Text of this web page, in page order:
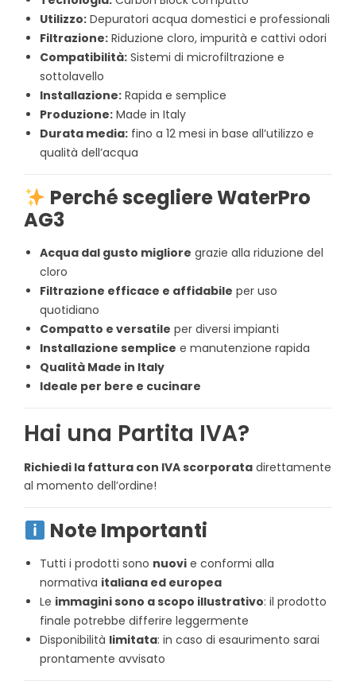
Utilizzo: Depuratori acqua domestici e professionali
Filtrazione: Riduzione cloro, impurità e cattivi odori
Compatibilità: Sistemi di microfiltrazione e
sottolavello
Installazione: Rapida e semplice
Produzione: Made in Italy
Durata media: fino a 12 mesi in base all’utilizzo e
qualità dell’acqua
Perché scegliere WaterPro
AG3
Acqua dal gusto migliore grazie alla riduzione del
cloro
Filtrazione efficace e affidabile per uso
quotidiano
Compatto e versatile per diversi impianti
Installazione semplice e manutenzione rapida
Qualità Made in Italy
Ideale per bere e cucinare
Hai una Partita IVA?
Richiedi la fattura con IVA scorporata direttamente
al momento dell’ordine!
Note Importanti
Tutti i prodotti sono nuovi e conformi alla
normativa italiana ed europea
Le immagini sono a scopo illustrativo: il prodotto
finale potrebbe differire leggermente
Disponibilità limitata: in caso di esaurimento sarai
prontamente avvisato